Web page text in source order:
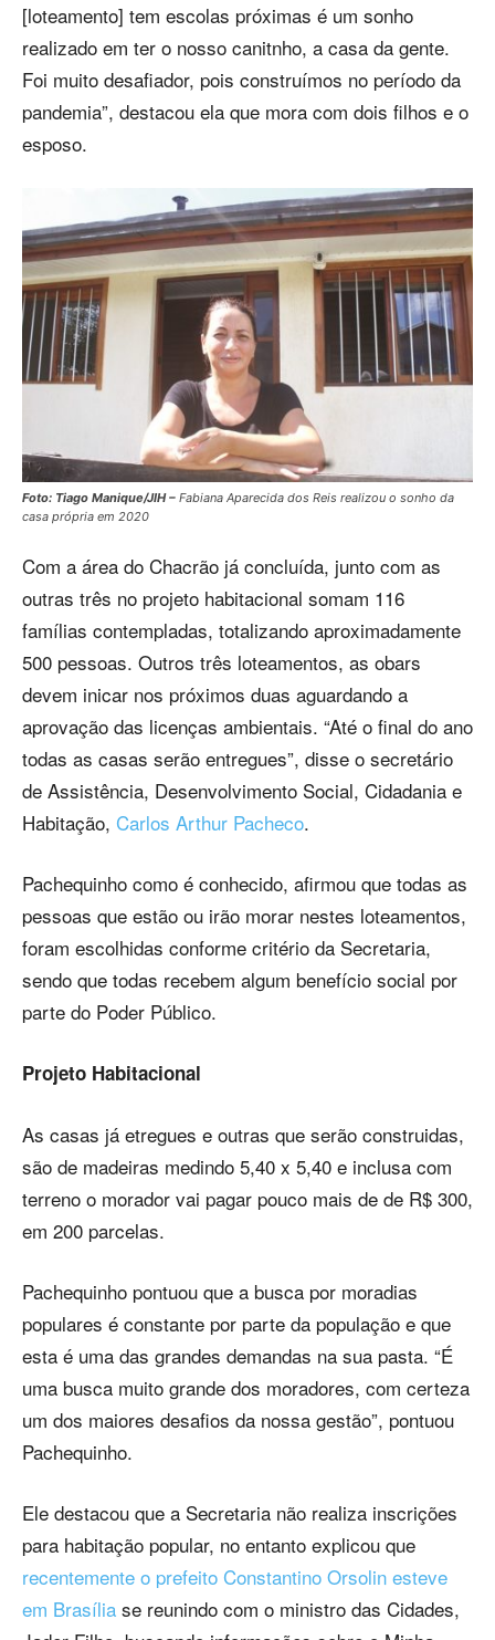
[loteamento] tem escolas próximas é um sonho
realizado em ter o nosso canitnho, a casa da gente.
Foi muito desafiador, pois construímos no período da
pandemia”, destacou ela que mora com dois filhos e o
esposo.
Foto: Tiago Manique/JIH – Fabiana Aparecida dos Reis realizou o sonho da
casa própria em 2020
Com a área do Chacrão já concluída, junto com as
outras três no projeto habitacional somam 116
famílias contempladas, totalizando aproximadamente
500 pessoas. Outros três loteamentos, as obars
devem inicar nos próximos duas aguardando a
aprovação das licenças ambientais. “Até o final do ano
todas as casas serão entregues”, disse o secretário
de Assistência, Desenvolvimento Social, Cidadania e
Habitação, Carlos Arthur Pacheco.
Pachequinho como é conhecido, afirmou que todas as
pessoas que estão ou irão morar nestes loteamentos,
foram escolhidas conforme critério da Secretaria,
sendo que todas recebem algum benefício social por
parte do Poder Público.
Projeto Habitacional
As casas já etregues e outras que serão construidas,
são de madeiras medindo 5,40 x 5,40 e inclusa com
terreno o morador vai pagar pouco mais de de R$ 300,
em 200 parcelas.
Pachequinho pontuou que a busca por moradias
populares é constante por parte da população e que
esta é uma das grandes demandas na sua pasta. “É
uma busca muito grande dos moradores, com certeza
um dos maiores desafios da nossa gestão”, pontuou
Pachequinho.
Ele destacou que a Secretaria não realiza inscrições
para habitação popular, no entanto explicou que
recentemente o prefeito Constantino Orsolin esteve
em Brasília se reunindo com o ministro das Cidades,